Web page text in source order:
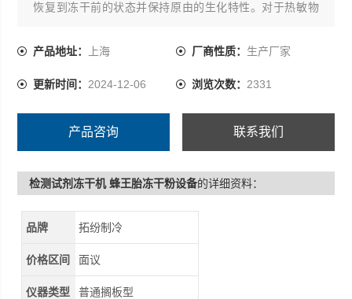
恢复到冻干前的状态并保持原由的生化特性。对于热敏物
品，冷冻干燥技术更能显示其*性。厂家直供冬虫夏草超低
产品地址： 上海 厂商性质： 生产厂家
更新时间： 2024-12-06 浏览次数： 2331
产品咨询 联系我们
检测试剂冻干机 蜂王胎冻干粉设备的详细资料：
品牌 拓纷制冷
价格区间 面议
仪器类型 普通搁板型